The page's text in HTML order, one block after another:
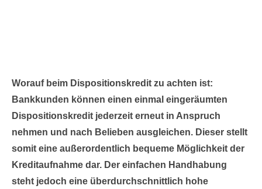
Worauf beim Dispositionskredit zu achten ist:
Bankkunden können einen einmal eingeräumten
Dispositionskredit jederzeit erneut in Anspruch
nehmen und nach Belieben ausgleichen. Dieser stellt
somit eine außerordentlich bequeme Möglichkeit der
Kreditaufnahme dar. Der einfachen Handhabung
steht jedoch eine überdurchschnittlich hohe